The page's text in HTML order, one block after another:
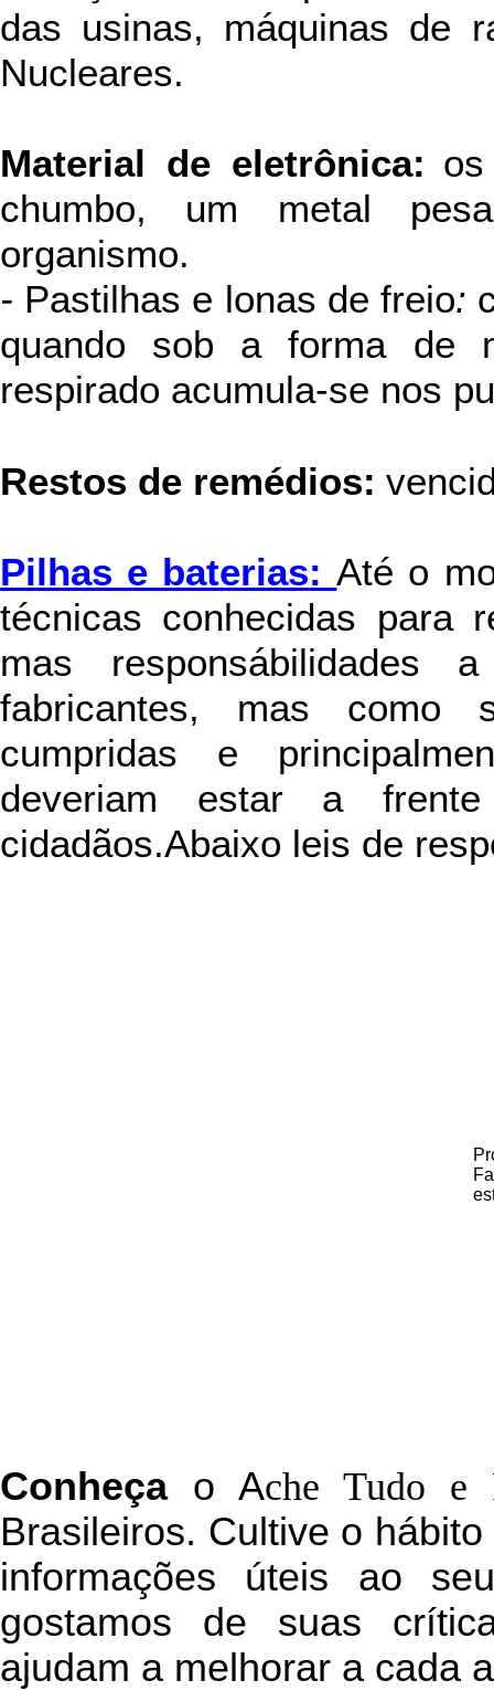
das usinas, máquinas de
Nucleares.
Material de eletrônica:
chumbo, um metal
organismo.
- Pastilhas e lonas de freio:
quando sob a forma de
respirado acumula-se nos
Restos de remédios:
Pilhas e baterias:Até o
técnicas conhecidas para
mas responsábilidades
fabricantes, mas
cumpridas e
deveriam estar a
cidadãos.Abaixo leis de
Conheçao Ache Tudo e
Brasileiros. Cultive o
informações úteis ao
gostamos de suas
ajudam a melhorar a cada